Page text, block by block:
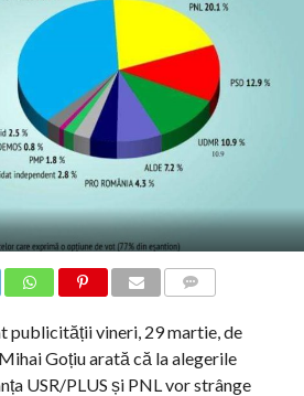
publicității vineri, 29 martie, de
Goțiu arată că la alegerile
USR/PLUS și PNL vor strânge